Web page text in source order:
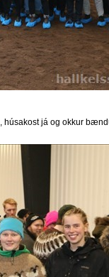
húsakost já og okkur